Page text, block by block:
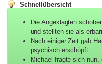
Schnellübersicht
Die Angeklagten
und stellten sie als
Nach einiger Zeit gab
psychisch erschöpft.
Michael fragte sich nun,